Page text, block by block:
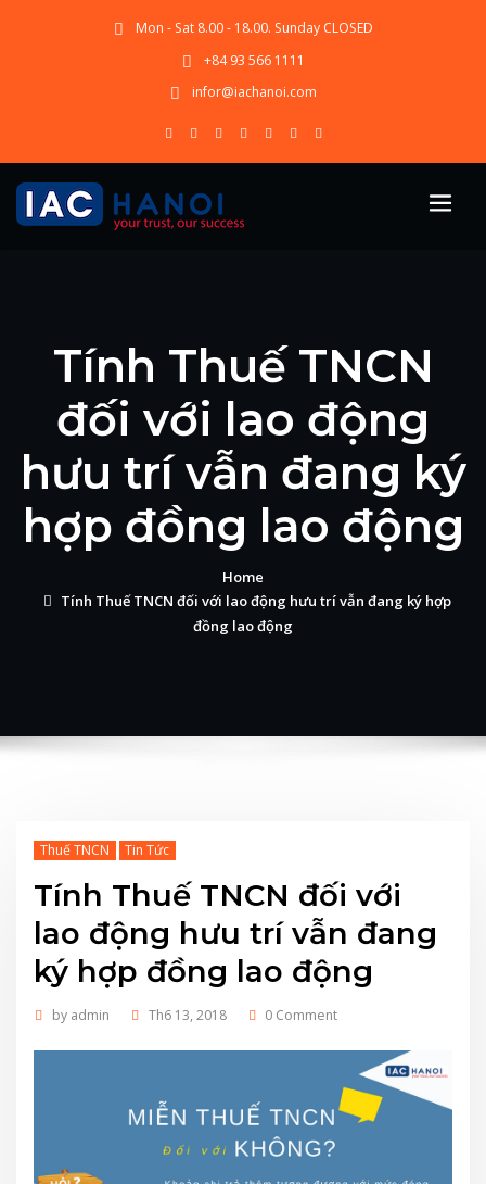
Mon - Sat 8.00 - 18.00. Sunday CLOSED
+84 93 566 1111
infor@iachanoi.com
Tính Thuế TNCN
đối với lao động
hưu trí vẫn đang ký
hợp đồng lao động
Home
Tính Thuế TNCN đối với lao động hưu trí vẫn đang ký hợp
đồng lao động
Thuế TNCN Tin Tức
Tính Thuế TNCN đối với
lao động hưu trí vẫn đang
ký hợp đồng lao động
by admin Th6 13, 2018 0 Comment